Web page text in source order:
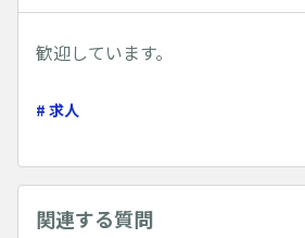
歓迎しています。
# 求人
関連する質問